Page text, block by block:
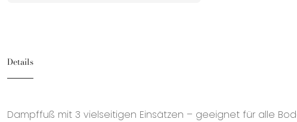
Details
Dampffuß mit 3 vielseitigen Einsätzen – geeignet für alle